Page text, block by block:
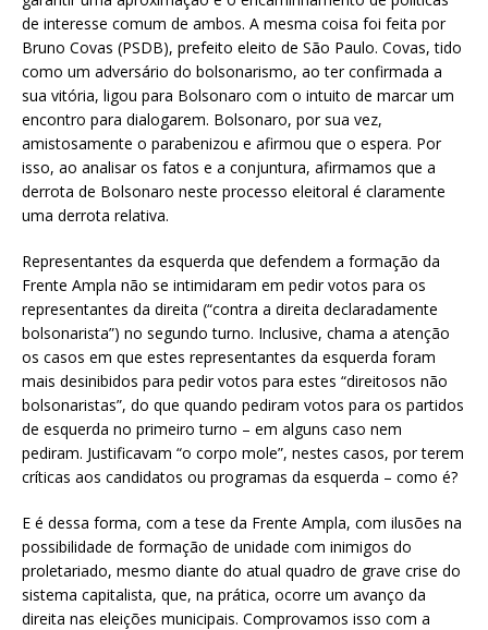
de interesse comum de ambos. A mesma coisa foi feita por
Bruno Covas (PSDB), prefeito eleito de São Paulo. Covas, tido
como um adversário do bolsonarismo, ao ter confirmada a
sua vitória, ligou para Bolsonaro com o intuito de marcar um
encontro para dialogarem. Bolsonaro, por sua vez,
amistosamente o parabenizou e afirmou que o espera. Por
isso, ao analisar os fatos e a conjuntura, afirmamos que a
derrota de Bolsonaro neste processo eleitoral é claramente
uma derrota relativa.
Representantes da esquerda que defendem a formação da
Frente Ampla não se intimidaram em pedir votos para os
representantes da direita (“contra a direita declaradamente
bolsonarista”) no segundo turno. Inclusive, chama a atenção
os casos em que estes representantes da esquerda foram
mais desinibidos para pedir votos para estes “direitosos não
bolsonaristas”, do que quando pediram votos para os partidos
de esquerda no primeiro turno – em alguns caso nem
pediram. Justificavam “o corpo mole”, nestes casos, por terem
críticas aos candidatos ou programas da esquerda – como é?
E é dessa forma, com a tese da Frente Ampla, com ilusões na
possibilidade de formação de unidade com inimigos do
proletariado, mesmo diante do atual quadro de grave crise do
sistema capitalista, que, na prática, ocorre um avanço da
direita nas eleições municipais. Comprovamos isso com a